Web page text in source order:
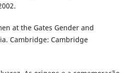
at the Gates Gender and
Cambridge: Cambridge